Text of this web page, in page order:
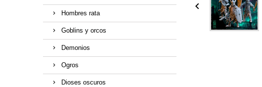
Hombres rata
Goblins y orcos
Demonios
Ogros
Dioses oscuros
